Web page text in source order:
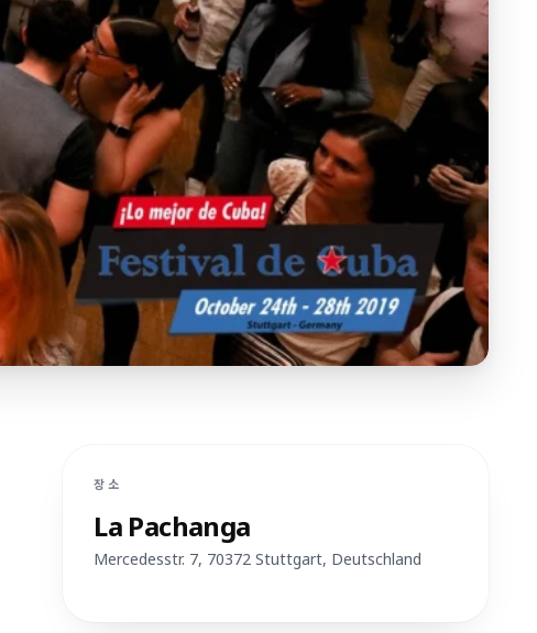
장소
La Pachanga
Mercedesstr. 7, 70372 Stuttgart, Deutschland